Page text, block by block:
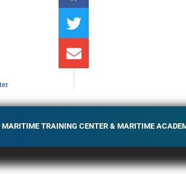
TRAINING CENTER & MARITIME